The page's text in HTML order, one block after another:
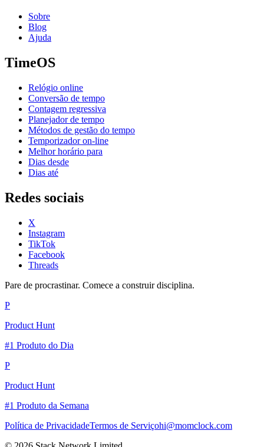
Sobre
Blog
Ajuda
TimeOS
Relógio online
Conversão de tempo
Contagem regressiva
Planejador de tempo
Métodos de gestão do tempo
Temporizador on-line
Melhor horário para
Dias desde
Dias até
Redes sociais
X
Instagram
TikTok
Facebook
Threads
Pare de procrastinar. Comece a construir disciplina.
P
Product Hunt
#1 Produto do Dia
P
Product Hunt
#1 Produto da Semana
Política de PrivacidadeTermos de Serviçohi@momclock.com